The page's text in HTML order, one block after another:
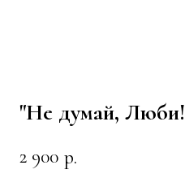
"Не думай,
2 900 р.